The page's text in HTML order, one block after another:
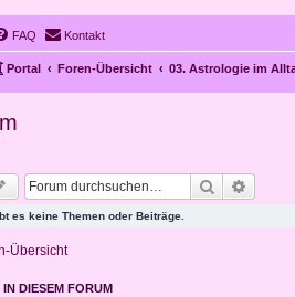
FAQ Kontakt
Portal Foren-Übersicht 03. Astrologie im
Suche
es keine Themen oder Beiträge.
Übersicht
DIESEM FORUM